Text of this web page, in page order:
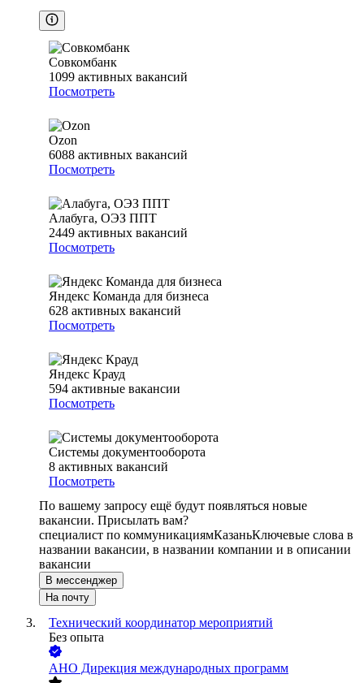
Совкомбанк
1099 активных вакансий
Посмотреть
Ozon
6088 активных вакансий
Посмотреть
Алабуга, ОЭЗ ППТ
2449 активных вакансий
Посмотреть
Яндекс Команда для бизнеса
628 активных вакансий
Посмотреть
Яндекс Крауд
594 активные вакансии
Посмотреть
Системы документооборота
8 активных вакансий
Посмотреть
По вашему запросу ещё будут появляться новые
вакансии. Присылать вам?
специалист по коммуникациямКазаньКлючевые слова в
названии вакансии, в названии компании и в описании
вакансии
В мессенджер
На почту
Технический координатор мероприятий
Без опыта
АНО Дирекция международных программ